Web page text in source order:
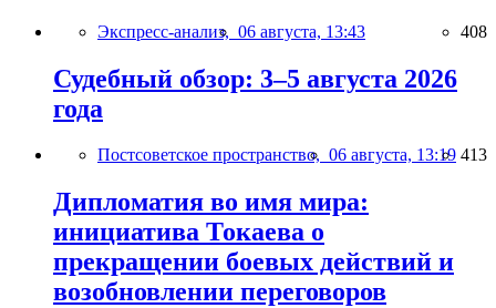
Экспресс-анализ, 06 августа, 13:43 408
Судебный обзор: 3–5 августа 2026
года
Постсоветское пространство, 06 августа, 13:19 413
Дипломатия во имя мира:
инициатива Токаева о
прекращении боевых действий и
возобновлении переговоров